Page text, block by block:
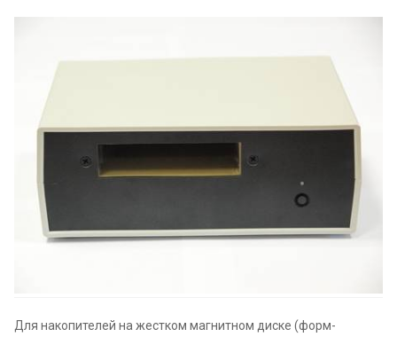
Для накопителей на жестком магнитном диске (форм-